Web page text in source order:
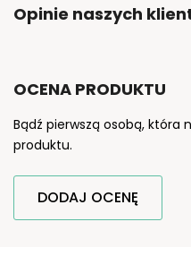
Opinie naszych
OCENA PRODUKTU
Bądź pierwszą osobą, która
produktu.
DODAJ OCENĘ